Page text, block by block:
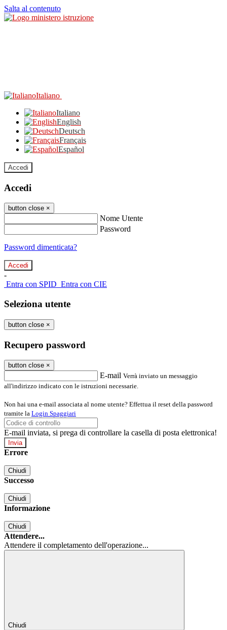
Salta al contenuto
Italiano
Italiano
English
Deutsch
Français
Español
Accedi
Accedi
button close ×
Nome Utente
Password
Password dimenticata?
-
Entra con SPID Entra con CIE
Seleziona utente
button close ×
Recupero password
button close ×
E-mail Verrà inviato un messaggio
all'indirizzo indicato con le istruzioni necessarie.
Non hai una e-mail associata al nome utente? Effettua il reset della password
tramite la Login Spaggiari
E-mail inviata, si prega di controllare la casella di posta elettronica!
Errore
Chiudi
Successo
Chiudi
Informazione
Chiudi
Attendere...
Attendere il completamento dell'operazione...
Chiudi